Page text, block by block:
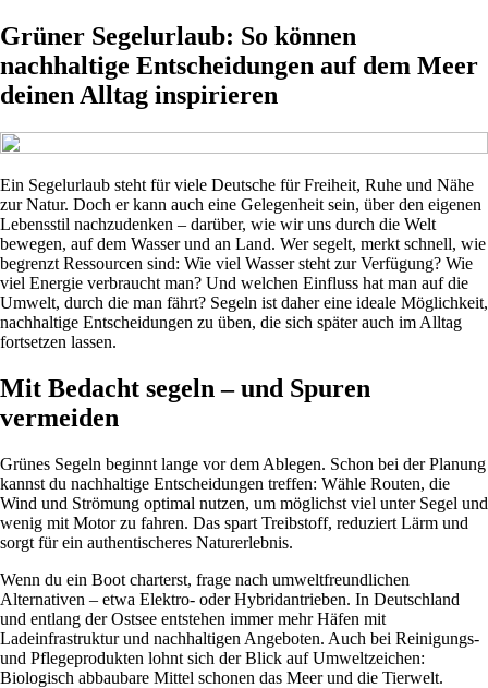
Grüner Segelurlaub: So können
nachhaltige Entscheidungen auf dem Meer
deinen Alltag inspirieren
Ein Segelurlaub steht für viele Deutsche für Freiheit, Ruhe und Nähe
zur Natur. Doch er kann auch eine Gelegenheit sein, über den eigenen
Lebensstil nachzudenken – darüber, wie wir uns durch die Welt
bewegen, auf dem Wasser und an Land. Wer segelt, merkt schnell, wie
begrenzt Ressourcen sind: Wie viel Wasser steht zur Verfügung? Wie
viel Energie verbraucht man? Und welchen Einfluss hat man auf die
Umwelt, durch die man fährt? Segeln ist daher eine ideale Möglichkeit,
nachhaltige Entscheidungen zu üben, die sich später auch im Alltag
fortsetzen lassen.
Mit Bedacht segeln – und Spuren
vermeiden
Grünes Segeln beginnt lange vor dem Ablegen. Schon bei der Planung
kannst du nachhaltige Entscheidungen treffen: Wähle Routen, die
Wind und Strömung optimal nutzen, um möglichst viel unter Segel und
wenig mit Motor zu fahren. Das spart Treibstoff, reduziert Lärm und
sorgt für ein authentischeres Naturerlebnis.
Wenn du ein Boot charterst, frage nach umweltfreundlichen
Alternativen – etwa Elektro- oder Hybridantrieben. In Deutschland
und entlang der Ostsee entstehen immer mehr Häfen mit
Ladeinfrastruktur und nachhaltigen Angeboten. Auch bei Reinigungs-
und Pflegeprodukten lohnt sich der Blick auf Umweltzeichen:
Biologisch abbaubare Mittel schonen das Meer und die Tierwelt.